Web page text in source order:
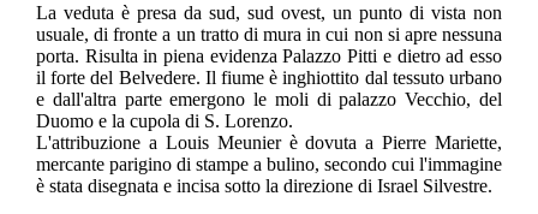
La veduta è presa da sud, sud ovest, un punto di vista non
usuale, di fronte a un tratto di mura in cui non si apre nessuna
porta. Risulta in piena evidenza Palazzo Pitti e dietro ad esso
il forte del Belvedere. Il fiume è inghiottito dal tessuto urbano
e dall'altra parte emergono le moli di palazzo Vecchio, del
Duomo e la cupola di S. Lorenzo.
L'attribuzione a Louis Meunier è dovuta a Pierre Mariette,
mercante parigino di stampe a bulino, secondo cui l'immagine
è stata disegnata e incisa sotto la direzione di Israel Silvestre.